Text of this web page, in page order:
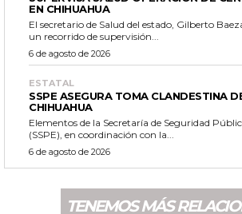
EN CHIHUAHUA
El secretario de Salud del estado, Gilberto
un recorrido de supervisión...
6 de agosto de 2026
ESTATAL
SSPE ASEGURA TOMA CLANDESTINA
CHIHUAHUA
Elementos de la Secretaría de Seguridad
(SSPE), en coordinación con la...
6 de agosto de 2026
TENEMOS MÁS